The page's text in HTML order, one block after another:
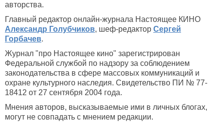
авторства.
Главный редактор онлайн-журнала Настоящее КИНО
Александр Голубчиков, шеф-редактор Сергей
Горбачев.
Журнал "про Настоящее кино" зарегистрирован
Федеральной службой по надзору за соблюдением
законодательства в сфере массовых коммуникаций и
охране культурного наследия. Свидетельство ПИ № 77-
18412 от 27 сентября 2004 года.
Мнения авторов, высказываемые ими в личных блогах,
могут не совпадать с мнением редакции.